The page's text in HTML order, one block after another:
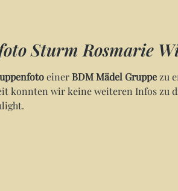
Sturm Rosmarie
einerBDM Mädel Gruppezu
konnten wir keine weiteren Infos zu